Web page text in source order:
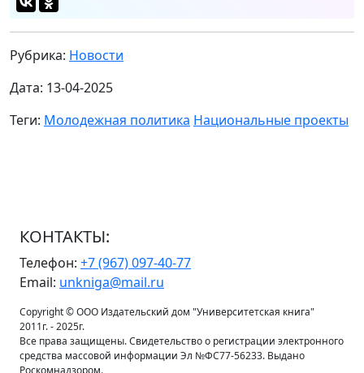
Рубрика: Новости
Дата: 13-04-2025
Теги: Молодежная политика Национальные проекты
КОНТАКТЫ:
Телефон: +7 (967) 097-40-77
Email: unkniga@mail.ru
Copyright © ООО Издательский дом "Университетская книга"
2011г. - 2025г.
Все права защищены. Свидетельство о регистрации электронного
средства массовой информации Эл №ФС77-56233. Выдано
Роскомнадзором.